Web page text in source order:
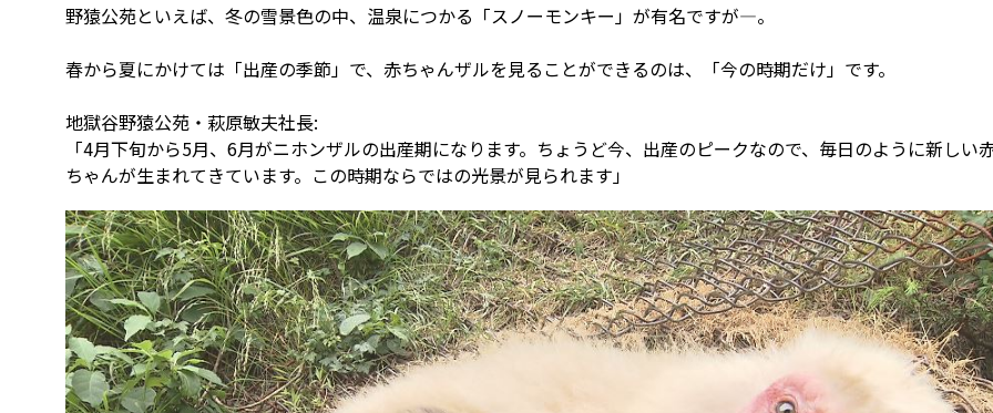
野猿公苑といえば、冬の雪景色の中、温泉につかる「スノーモンキー」が有名ですが―。
春から夏にかけては「出産の季節」で、赤ちゃんザルを見ることができるのは、「今の時期だけ」です。
地獄谷野猿公苑・萩原敏夫社長:
「4月下旬から5月、6月がニホンザルの出産期になります。ちょうど今、出産のピークなので、毎日のように新しい
ちゃんが生まれてきています。この時期ならではの光景が見られます」